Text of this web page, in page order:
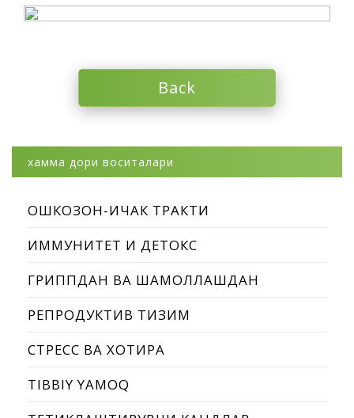
хамма дори воситалари
ОШКОЗОН-ИЧАК ТРАКТИ
ИММУНИТЕТ И ДЕТОКС
ГРИППДАН ВА ШАМОЛЛАШДАН
РЕПРОДУКТИВ ТИЗИМ
СТРЕСС ВА ХОТИРА
TIBBIY YAMOQ
Back